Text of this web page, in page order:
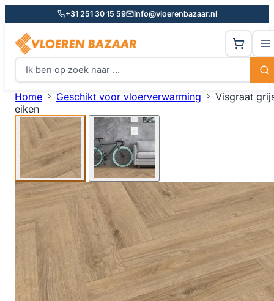
+31 251 30 15 59 info@vloerenbazaar.nl
Home Geschikt voor vloerverwarming
Visgraat
eiken